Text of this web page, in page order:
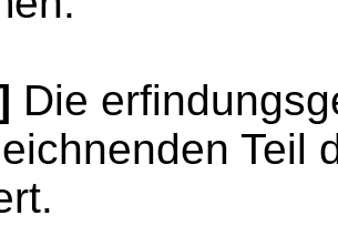
Die
Teil